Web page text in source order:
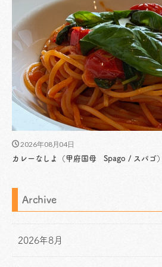
2026年08月04日
カレーなしよ（甲府国母 Spago / スパゴ
Archive
2026年8月